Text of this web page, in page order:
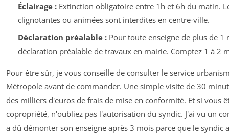
Éclairage :Extinction obligatoire entre 1h et 6h du matin.
clignotantes ou animées sont interdites en centre-ville.
Déclaration préalable :Pour toute enseigne de plus de 1
déclaration préalable de travaux en mairie. Comptez 1 à 2
Pour être sûr, je vous conseille de consulter le service
Métropole avant de commander. Une simple visite de 30
des milliers d'euros de frais de mise en conformité. Et si vous
copropriété, n'oubliez pas l'autorisation du syndic. J'ai vu un
a dû démonter son enseigne après 3 mois parce que le syndic